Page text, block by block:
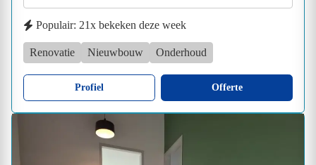
Populair: 21x bekeken deze week
Renovatie Nieuwbouw Onderhoud
Profiel Offerte